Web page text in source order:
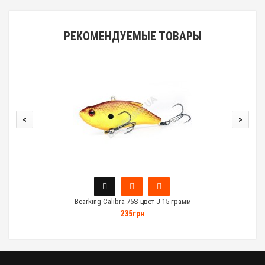
РЕКОМЕНДУЕМЫЕ ТОВАРЫ
Bearking Calibra 75S цвет J 15 грамм
235грн
< >